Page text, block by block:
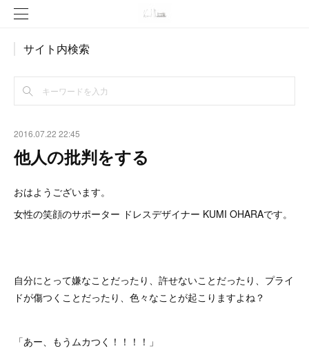
サイト内検索
2016.07.22 22:45
他人の批判をする
おはようございます。
女性の笑顔のサポーター ドレスデザイナー KUMI OHARAです。
自分にとって嫌なことだったり、許せないことだったり、プライ
ドが傷つくことだったり、色々なことが起こりますよね？
「あー、もうムカつく！！！！」